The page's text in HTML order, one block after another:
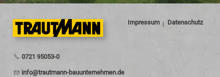
0721 95053-0
nf tr tm nn-b nt rn hm n d
Impressum Datenschutz